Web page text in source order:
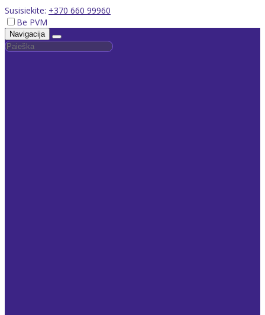
Susisiekite: +370 660 99960
Be PVM
Navigacija